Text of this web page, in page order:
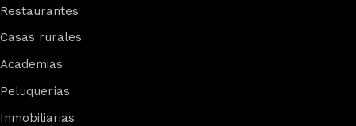
Restaurantes
Casas rurales
Academias
Peluquerías
Inmobiliarias